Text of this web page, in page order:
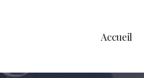
Accueil